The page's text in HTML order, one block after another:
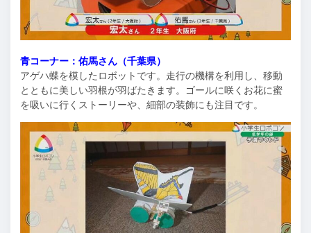
青コーナー：佑馬さん（千葉県）
アゲハ蝶を模したロボットです。走行の機構を利用し、移動
とともに美しい羽根が羽ばたきます。ゴールに咲くお花に蜜
を吸いに行くストーリーや、細部の装飾にも注目です。